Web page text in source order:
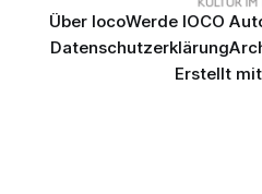
Über IocoWerde IOCO
Datenschutzerklärung
Erstellt mit